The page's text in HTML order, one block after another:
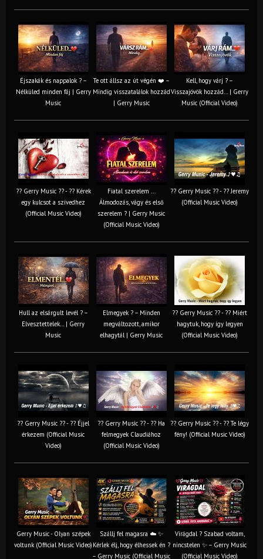
Éjszakák és nappalok ? –
Nélküled minden fáj | Gerry
Music
Te ott állsz az út végén ❤️ –
Mindig visszatalálok hozzád
| Gerry Music
Kell, hogy várj ? –
Visszajövök hozzád… | Gerry
Music (Official Video)
?? Gerry Music ?? - ?? Kérek
egy kulcsot a szívedhez
(Official Music Video)
Fiatal szerelem ...
Álmodozás, vágy és első
szerelem ? | Gerry Music
(Official Music Video)
?? Gerry Music ?? - ?? Jeremy
(Official Music Video)
Hull az elsárgult levél ? –
Elvesztettelek… | Gerry
Music
Elmegyek ? – Minden
megváltozott, amikor
elhagytál | Gerry Music
?? Gerry Music ?? - ?? Miért
hagytuk, hogy így legyen
(Official Music Video)
?? Gerry Music ?? - ?? Éjjel
érkezem (Official Music
Video)
?? Gerry Music ?? - ?? Ha
felmegyek Claudiához
(Official Music Video)
?? Gerry Music ?? - ?? Te légy
fény! (Official Music Video)
Gerry Music - Olyan szépek
voltunk (Official Music Video)
Szállj fel magasra ☁️ ✨
Kérlek élj, hogy élhessek én ?
– Gerry Music (Official Music
Virágdal ? Szabad voltam,
nincstelen ✨ – Gerry Music
(Official Music Video)